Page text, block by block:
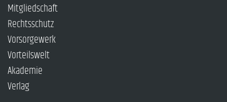
Mitgliedschaft
Rechtsschutz
Vorsorgewerk
Vorteilswelt
Akademie
Verlag